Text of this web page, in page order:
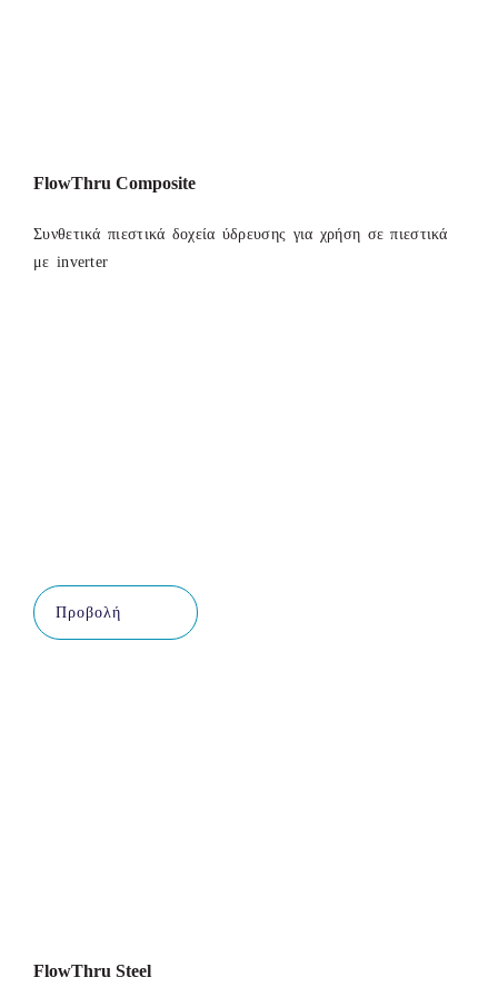
FlowThru Composite
Συνθετικά πιεστικά δοχεία ύδρευσης για χρήση σε πιεστικά
με inverter
Προβολή
FlowThru Steel